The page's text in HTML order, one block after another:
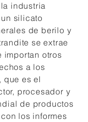
industria
silicato
de berilo y
se extrae
importan otros
a los
que es el
procesador y
de productos
los informes